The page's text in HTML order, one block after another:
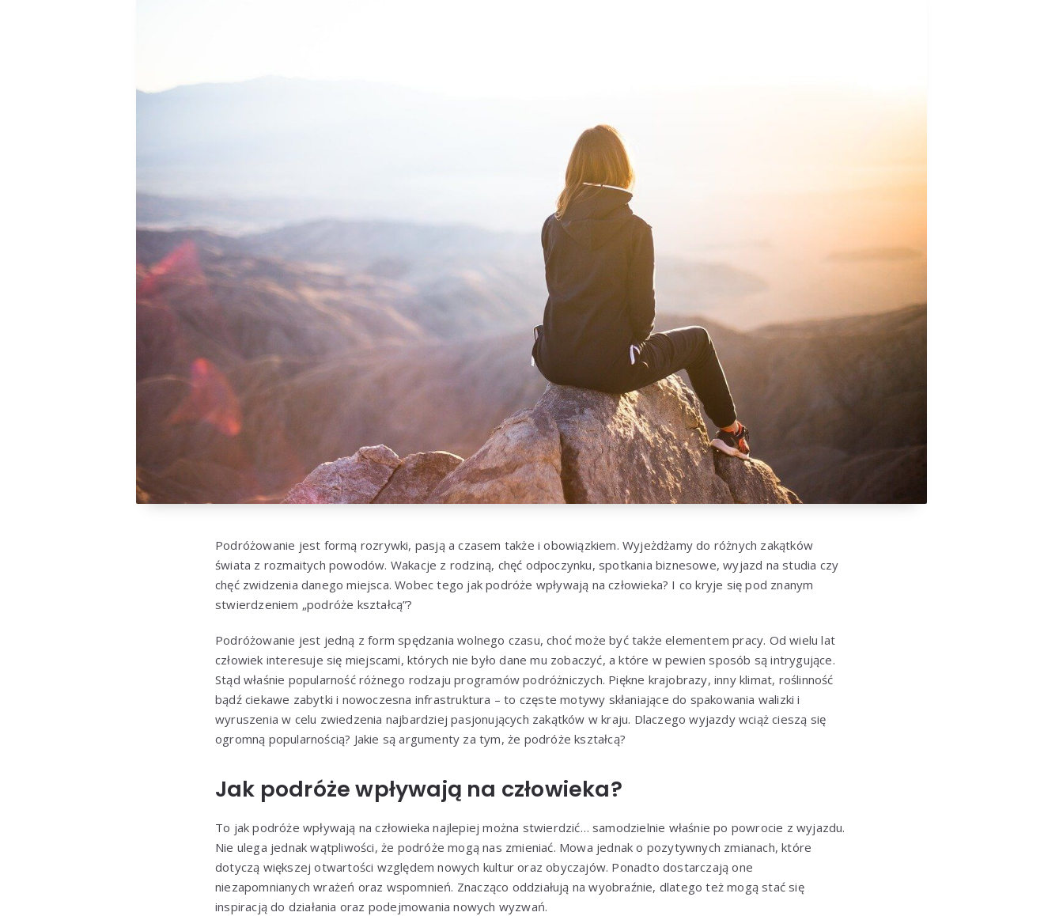
Podróżowanie jest formą rozrywki, pasją a czasem także i obowiązkiem. Wyjeżdżamy do różnych zakątków
świata z rozmaitych powodów. Wakacje z rodziną, chęć odpoczynku, spotkania biznesowe, wyjazd na studia czy
chęć zwidzenia danego miejsca. Wobec tego jak podróże wpływają na człowieka? I co kryje się pod znanym
stwierdzeniem „podróże kształcą”?
Podróżowanie jest jedną z form spędzania wolnego czasu, choć może być także elementem pracy. Od wielu lat
człowiek interesuje się miejscami, których nie było dane mu zobaczyć, a które w pewien sposób są intrygujące.
Stąd właśnie popularność różnego rodzaju programów podróżniczych. Piękne krajobrazy, inny klimat, roślinność
bądź ciekawe zabytki i nowoczesna infrastruktura – to częste motywy skłaniające do spakowania walizki i
wyruszenia w celu zwiedzenia najbardziej pasjonujących zakątków w kraju. Dlaczego wyjazdy wciąż cieszą się
ogromną popularnością? Jakie są argumenty za tym, że podróże kształcą?
Jak podróże wpływają na człowieka?
To jak podróże wpływają na człowieka najlepiej można stwierdzić… samodzielnie właśnie po powrocie z wyjazdu.
Nie ulega jednak wątpliwości, że podróże mogą nas zmieniać. Mowa jednak o pozytywnych zmianach, które
dotyczą większej otwartości względem nowych kultur oraz obyczajów. Ponadto dostarczają one
niezapomnianych wrażeń oraz wspomnień. Znacząco oddziałują na wyobraźnie, dlatego też mogą stać się
inspiracją do działania oraz podejmowania nowych wyzwań.